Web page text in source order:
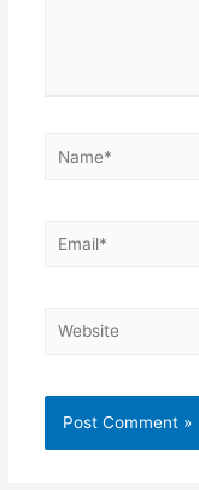
Name*
Email*
Website